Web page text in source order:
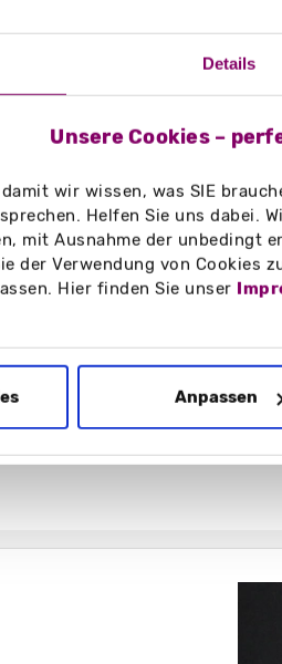
Details
Unsere Cookies –
wir wissen, was SIE
Helfen Sie uns dabei.
mit Ausnahme der unbedingt
der Verwendung von Cookies
Hier finden Sie unser
Anpassen
eine bis zu 1.500 Mal
einer Folienkaschierung
lässt sich ein samtartiger,
Die
ist Ihre
Sie eine einzigartige,
vor